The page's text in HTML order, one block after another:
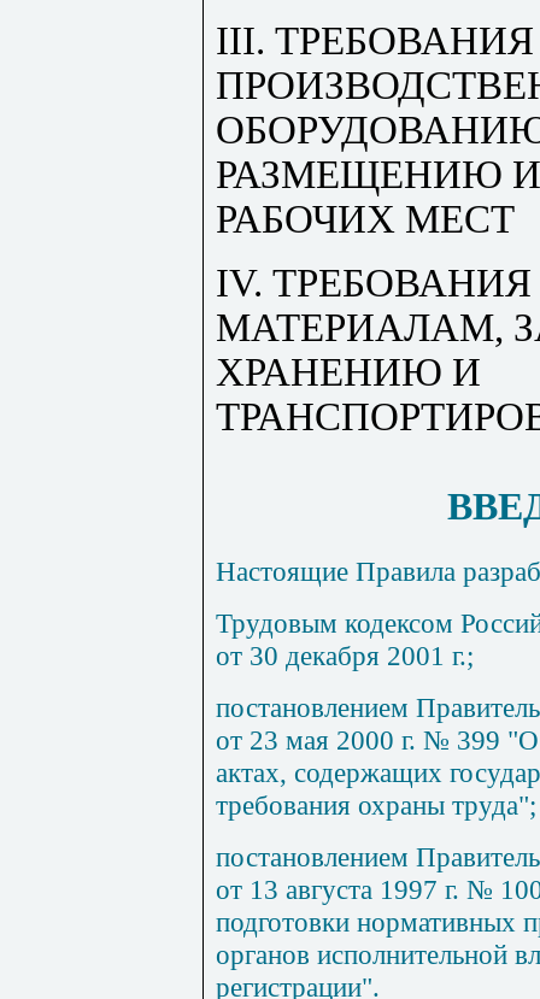
III.
РАЗМЕЩЕНИЮ
РАБОЧИХ МЕСТ
IV.
МАТЕРИАЛАМ,
ХРАНЕНИЮ И
Настоящие Правила
Трудовым кодексом
от 30 декабря 2001 г.;
постановлением
от 23 мая 2000 г. № 399 "О
актах, содержащих
требования охраны труда";
постановлением
от 13 августа 1997 г. №
подготовки нормативных
органов исполнительной
регистрации".